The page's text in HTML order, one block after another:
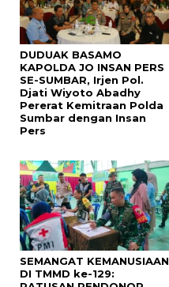
DUDUAK BASAMO
KAPOLDA JO INSAN PERS
SE-SUMBAR, Irjen Pol.
Djati Wiyoto Abadhy
Pererat Kemitraan Polda
Sumbar dengan Insan
Pers
SEMANGAT KEMANUSIAAN
DI TMMD ke-129: